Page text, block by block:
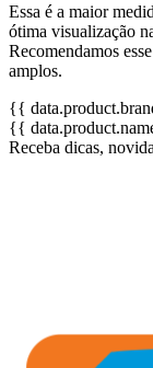
Essa é a maior
ótima visualização
Recomendamos
amplos.
{{
{{
Receba dicas,